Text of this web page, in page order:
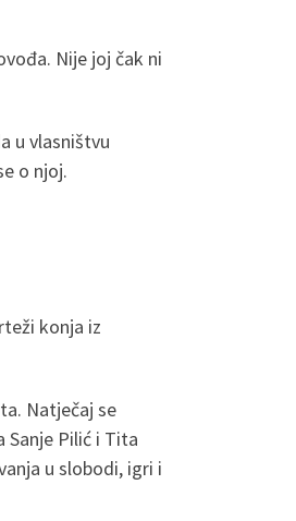
Nije joj čak ni
u vlasništvu
o njoj.
konja iz
Natječaj se
Sanje Pilić i Tita
u slobodi, igri i